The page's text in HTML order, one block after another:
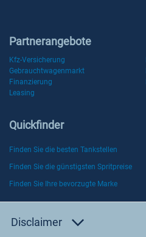
Partnerangebote
Kfz-Versicherung
Gebrauchtwagenmarkt
Finanzierung
Leasing
Quickfinder
Finden Sie die besten Tankstellen
Finden Sie die günstigsten Spritpreise
Finden Sie Ihre bevorzugte Marke
Disclaimer